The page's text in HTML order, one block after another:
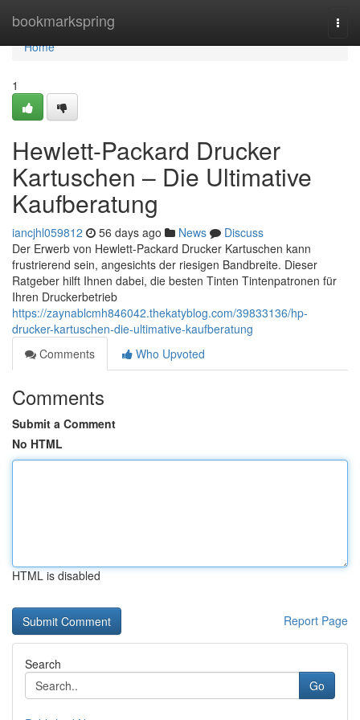
bookmarkspring
Home
Home
1
Hewlett-Packard Drucker
Kartuschen – Die Ultimative
Kaufberatung
iancjhl059812 56 days ago News
Discuss
Der Erwerb von Hewlett-Packard Drucker Kartuschen kann
frustrierend sein, angesichts der riesigen Bandbreite. Dieser
Ratgeber hilft Ihnen dabei, die besten Tinten Tintenpatronen für
Ihren Druckerbetrieb
https://zaynablcmh846042.thekatyblog.com/39833136/hp-
drucker-kartuschen-die-ultimative-kaufberatung
Comments
Who Upvoted
Comments
Submit a Comment
No HTML
HTML is disabled
Report Page
Search
Go